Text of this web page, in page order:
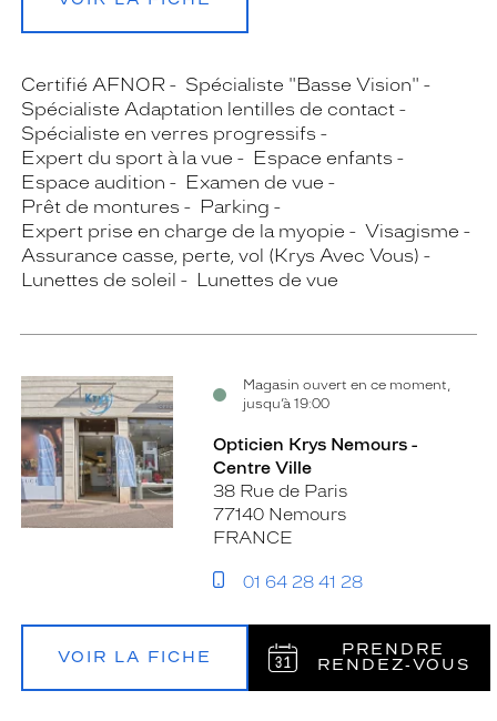
Certifié AFNOR
Spécialiste "Basse Vision"
Spécialiste Adaptation lentilles de contact
Spécialiste en verres progressifs
Expert du sport à la vue
Espace enfants
Espace audition
Examen de vue
Prêt de montures
Parking
Expert prise en charge de la myopie
Visagisme
Assurance casse, perte, vol (Krys Avec Vous)
Lunettes de soleil
Lunettes de vue
Magasin ouvert en ce moment,
jusqu’à 19:00
Opticien Krys Nemours -
Centre Ville
38 Rue de Paris
77140 Nemours
FRANCE
01 64 28 41 28
VOIR LA FICHE
PRENDRE
RENDEZ‑VOUS